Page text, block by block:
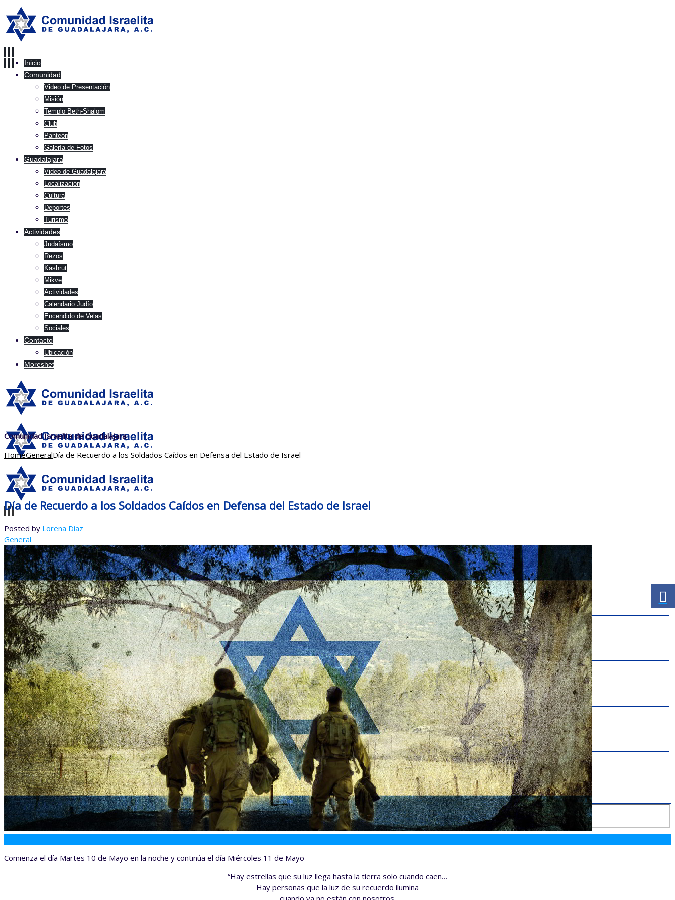
Inicio
Comunidad
Video de Presentación
Misión
Templo Beth-Shalom
Club
Panteón
Galería de Fotos
Guadalajara
Video de Guadalajara
Localización
Cultura
Deportes
Turismo
Actividades
Judaísmo
Rezos
Kashrut
Mikve
Actividades
Calendario Judío
Encendido de Velas
Sociales
Contacto
Ubicación
Moreshet
Inicio
Comunidad
Video de Presentación
Misión
Templo Beth-Shalom
Club
Panteón
Galería de Fotos
Guadalajara
Video de Guadalajara
Localización
Cultura
Deportes
Turismo
Actividades
Judaísmo
Rezos
Kashrut
Mikve
Actividades
Calendario Judío
Encendido de Velas
Sociales
Contacto
Ubicación
Moreshet
Comunidad Israelita de Guadalajara
HomeGeneralDía de Recuerdo a los Soldados Caídos en Defensa del Estado de Israel
Día de Recuerdo a los Soldados Caídos en Defensa del Estado de Israel
Posted by Lorena Diaz
General
Comienza el día Martes 10 de Mayo en la noche y continúa el día Miércoles 11 de Mayo
“Hay estrellas que su luz llega hasta la tierra solo cuando caen…
Hay personas que la luz de su recuerdo ilumina